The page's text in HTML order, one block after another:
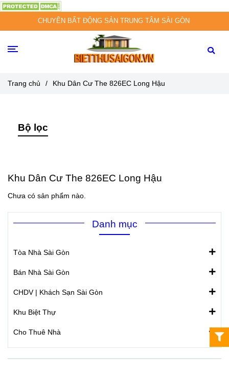
CHUYÊN BẤT ĐỘNG SẢN TRUNG TÂM SÀI GÒN
Trang chủ / Khu Dân Cư The 826EC Long Hậu
Bộ lọc
Khu Dân Cư The 826EC Long Hậu
Chưa có sản phẩm nào.
Danh mục
Tòa Nhà Sài Gòn
Bán Nhà Sài Gòn
CHDV | Khách Sạn Sài Gòn
Khu Biệt Thự
Cho Thuê Nhà